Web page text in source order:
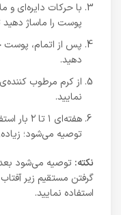
پوست را ماساژ
پس از اتمام، پوست
دهید.
از کرم مرطوب
نمایید.
هفته‌ای
توصیه می‌شود؛
نکته:
گرفتن مستقیم زیر
استفاده نمایید.